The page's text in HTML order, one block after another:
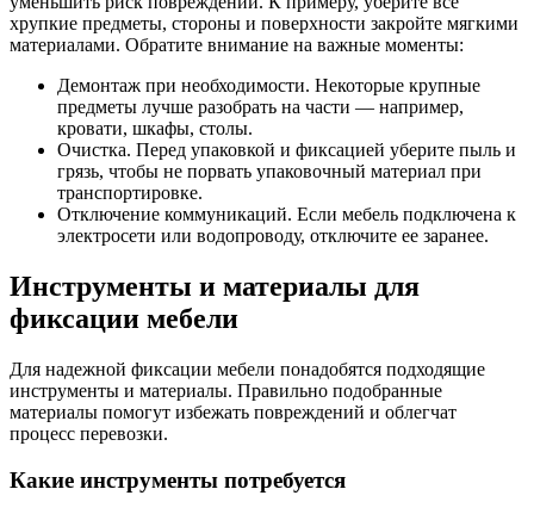
хрупкие предметы, стороны и поверхности закройте мягкими
материалами. Обратите внимание на важные моменты:
Демонтаж при необходимости. Некоторые крупные
предметы лучше разобрать на части — например,
кровати, шкафы, столы.
Очистка. Перед упаковкой и фиксацией уберите пыль и
грязь, чтобы не порвать упаковочный материал при
транспортировке.
Отключение коммуникаций. Если мебель подключена к
электросети или водопроводу, отключите ее заранее.
Инструменты и материалы для
фиксации мебели
Для надежной фиксации мебели понадобятся подходящие
инструменты и материалы. Правильно подобранные
материалы помогут избежать повреждений и облегчат
процесс перевозки.
Какие инструменты потребуется